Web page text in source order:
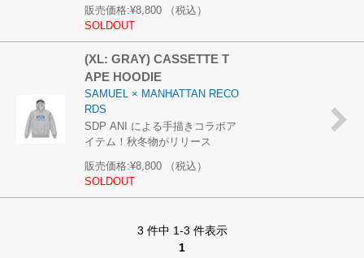
販売価格:¥8,800
（税込）
SOLDOUT
(XL: GRAY) CASSETTE T
APE HOODIE
SAMUEL × MANHATTAN RECO
RDS
SDP ANI による手描きコラボア
イテム！秋冬物がリリース
販売価格:¥8,800
（税込）
SOLDOUT
3 件中 1-3 件表示
1